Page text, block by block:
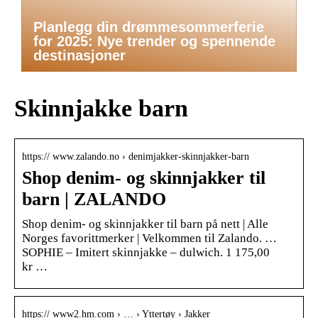
Planlegg din drømmesommerferie
for 2025: Nye trender og spennende
destinasjoner
Skinnjakke barn
https:// www.zalando.no › denimjakker-skinnjakker-barn
Shop denim- og skinnjakker til
barn | ZALANDO
Shop denim- og skinnjakker til barn på nett | Alle
Norges favorittmerker | Velkommen til Zalando. …
SOPHIE – Imitert skinnjakke – dulwich. 1 175,00
kr …
https:// www2.hm.com › … › Yttertøy › Jakker